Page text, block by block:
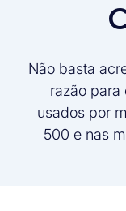
Não basta
razão para
usados por
500 e nas